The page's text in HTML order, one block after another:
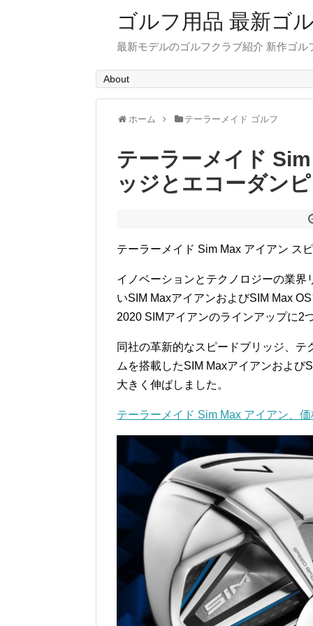
ゴルフ用品 最新ゴ
最新モデルのゴルフクラブ紹介 新作ゴル
About
ホーム テーラーメイド ゴルフ
テーラーメイド
ッジとエコーダン
テーラーメイド Sim Max アイアン ス
イノベーションとテクノロジーの業
いSIM MaxアイアンおよびSIM Max
2020 SIMアイアンのラインアップに2
同社の革新的なスピードブリッジ、
ムを搭載したSIM Maxアイアンおよび
大きく伸ばしました。
テーラーメイド Sim Max アイアン、